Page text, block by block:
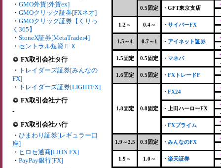
・ GMO外貨[外貨ex]
・ GMOクリック証券[FXネオ]
・ GMOクリック証券【くりっ
く365】
・ StoneX証券[MetaTrader4]
・ セントラル短資ＦＸ
FX取引会社タ行
・ トレイダーズ証券[みんなの
FX]
・ トレイダーズ証券[LIGHTFX]
FX取引会社ナ行
-
FX取引会社ハ行
・ ひまわり証券[レギュラー口
座]
・ ヒロセ通商[LION FX]
・ PayPay銀行[FX]
0.5固定 ・GFT東京支店
1.2～ 0.4～ ・ サイバーFX
1.5～4 0.7～1 ・ アイネット証券
1.5固定 0.5固定 ・ マネパ
1.6固定 0.5固定 ・ FXトレードF
1.8固定 0.8固定
・ FX24
・上田ハーローFX
・ FXプライム
1.9～2.5 0.3固定 ・ みんなのFX
1.9～ 1.0～ ・ 楽天証券